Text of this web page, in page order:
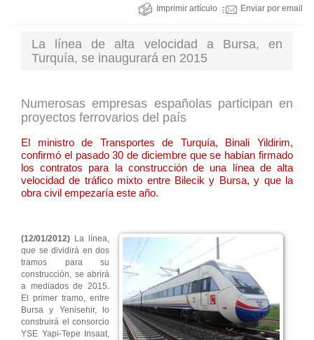
Imprimir artículo Enviar por email
La línea de alta velocidad a Bursa, en
Turquía, se inaugurará en 2015
Numerosas empresas españolas participan en
proyectos ferrovarios del país
El ministro de Transportes de Turquía, Binali Yildirim,
confirmó el pasado 30 de diciembre que se habían firmado
los contratos para la construcción de una línea de alta
velocidad de tráfico mixto entre Bilecik y Bursa, y que la
obra civil empezaría este año.
(12/01/2012) La línea,
que se dividirá en dos
tramos para su
construcción, se abrirá
a mediados de 2015.
El primer tramo, entre
Bursa y Yenisehir, lo
construirá el consorcio
YSE Yapi-Tepe Insaat,